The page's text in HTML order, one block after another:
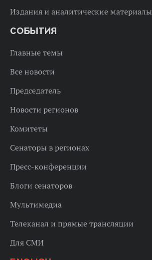
Издания и аналитические материалы
СОБЫТИЯ
Главные темы
Все новости
Председатель
Новости регионов
Комитеты
Сенаторы в регионах
Пресс-конференции
Блоги сенаторов
Мультимедиа
Телеканал и прямые трансляции
Для СМИ